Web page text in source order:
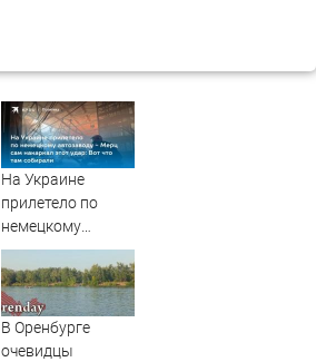
На Украине
прилетело по
немецкому
автозаводу -
Мерц сам
накаркал этот
удар: Вот что там
В Оренбурге
очевидцы